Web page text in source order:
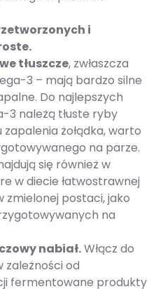
i
tłuszcze, zwłaszcza
3 – mają bardzo silne
Do najlepszych
3 należą tłuste ryby
żołądka, warto
na parze.
się również w
w diecie łatwostrawnej
postaci, jako
na
nabiał.Włącz do
zależności od
fermentowane produkty